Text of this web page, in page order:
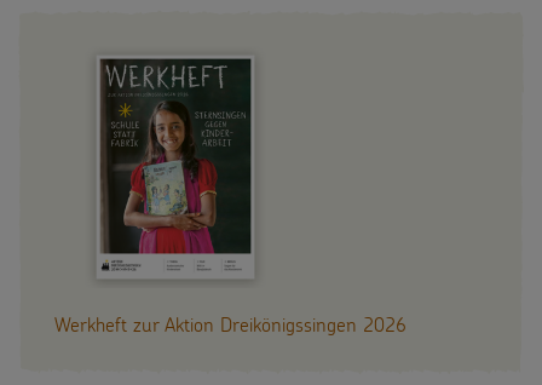
Werkheft zur Aktion Dreikönigssingen 2026